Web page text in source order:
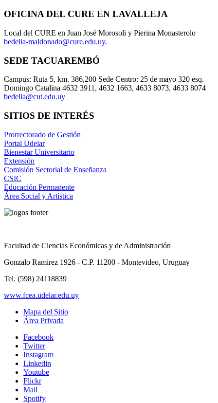
OFICINA DEL CURE EN LAVALLEJA
Local del CURE en Juan José Morosoli y Pierina Monasterolo
bedelia-maldonado@cure.edu.uy.
SEDE TACUAREMBÓ
Campus: Ruta 5, km. 386,200 Sede Centro: 25 de mayo 320 esq.
Domingo Catalina 4632 3911, 4632 1663, 4633 8073, 4633 8074
bedelia@cut.edu.uy
SITIOS DE INTERÉS
Prorrectorado de Gestión
Portal Udelar
Bienestar Universitario
Extensión
Comisión Sectorial de Enseñanza
CSIC
Educación Permanente
Área Social y Artística
Facultad de Ciencias Económicas y de Administración
Gonzalo Ramirez 1926 - C.P. 11200 - Montevideo, Uruguay
Tel. (598) 24118839
www.fcea.udelar.edu.uy
Mapa del Sitio
Área Privada
Facebook
Twitter
Instagram
Linkedin
Youtube
Flickr
Mail
Spotify